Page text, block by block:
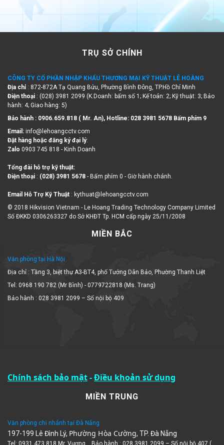
TRỤ SỞ CHÍNH
Địa chỉ : 872-872A Tạ Quang Bửu, Phường Bình Đông, TP.Hồ Chí Minh
Điện thoại : (028) 3981 2099 (K.Doanh: bấm số 1; Kế toán: 2; Kỹ thuật: 3; Bảo
hành: 4; Giao hàng: 5)
Đặt hàng hoặc đăng ký đại lý:
Zalo 0903 745 818 - Kinh Doanh
Điện thoại:(028) 3981 5678
Số ĐKKD 0306263327 do Sở KHĐT Tp. HCM cấp ngày 25/11/2008
MIỀN BẮC
Văn phòng tại Hà Nội
Địa chỉ : Tầng 3, biệt thự A3-BT4, phố Tưởng Dân Bảo, Phường Thanh Liệt
Tel: 0968 190 782 (Mr Bình) - 0779722818 (Ms. Trang)
Bảo hành : 028 3981 2099 – Số nội bộ 409
Chính sách bảo mật Điều khoản sử dụng
MIỀN TRUNG
197-199 Lê Đình Lý,Phường Hòa Cường
Tel: 0931.473.818 Mr. Vương , Bảo hành : 028 3981 2099 – Số nội bộ 407 (